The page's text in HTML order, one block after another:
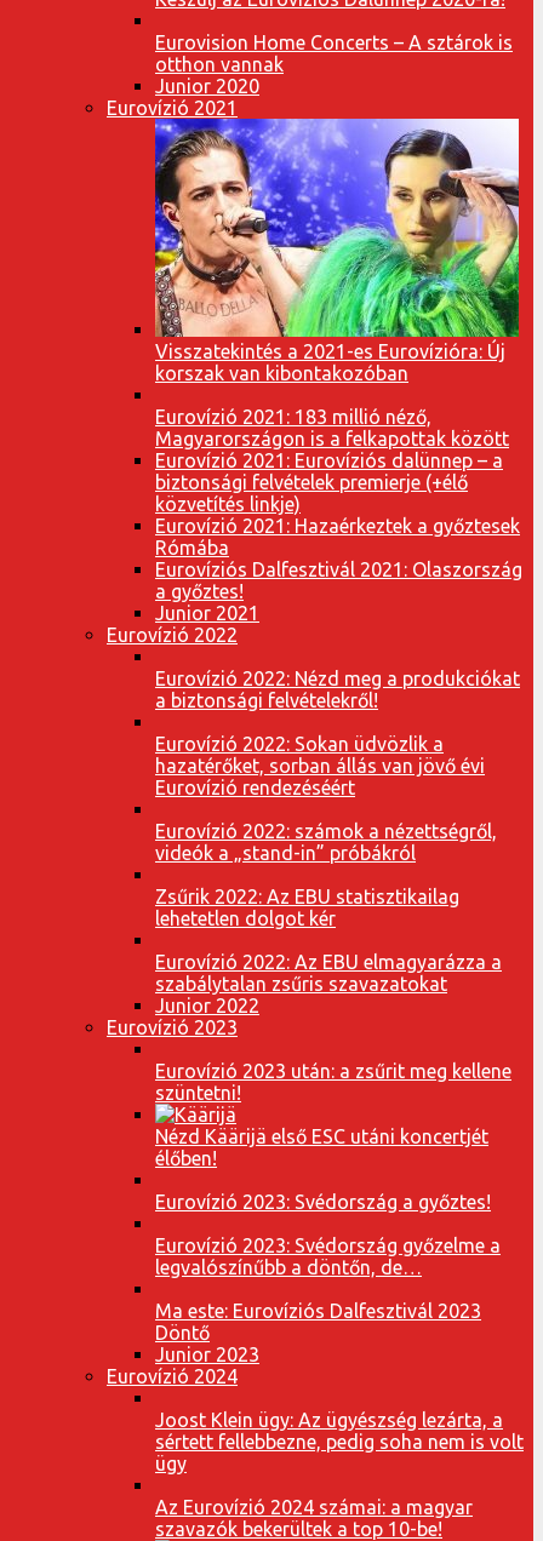
Eurovision Home Concerts – A sztárok is
otthon vannak
Junior 2020
Eurovízió 2021
Visszatekintés a 2021-es Eurovízióra: Új
korszak van kibontakozóban
Eurovízió 2021: 183 millió néző,
Magyarországon is a felkapottak között
Eurovízió 2021: Eurovíziós dalünnep – a
biztonsági felvételek premierje (+élő
közvetítés linkje)
Eurovízió 2021: Hazaérkeztek a győztesek
Rómába
Eurovíziós Dalfesztivál 2021: Olaszország
a győztes!
Junior 2021
Eurovízió 2022
Eurovízió 2022: Nézd meg a produkciókat
a biztonsági felvételekről!
Eurovízió 2022: Sokan üdvözlik a
hazatérőket, sorban állás van jövő évi
Eurovízió rendezéséért
Eurovízió 2022: számok a nézettségről,
videók a „stand-in” próbákról
Zsűrik 2022: Az EBU statisztikailag
lehetetlen dolgot kér
Eurovízió 2022: Az EBU elmagyarázza a
szabálytalan zsűris szavazatokat
Junior 2022
Eurovízió 2023
Eurovízió 2023 után: a zsűrit meg kellene
szüntetni!
Nézd Käärijä első ESC utáni koncertjét
élőben!
Eurovízió 2023: Svédország a győztes!
Eurovízió 2023: Svédország győzelme a
legvalószínűbb a döntőn, de…
Ma este: Eurovíziós Dalfesztivál 2023
Döntő
Junior 2023
Eurovízió 2024
Joost Klein ügy: Az ügyészség lezárta, a
sértett fellebbezne, pedig soha nem is volt
ügy
Az Eurovízió 2024 számai: a magyar
szavazók bekerültek a top 10-be!